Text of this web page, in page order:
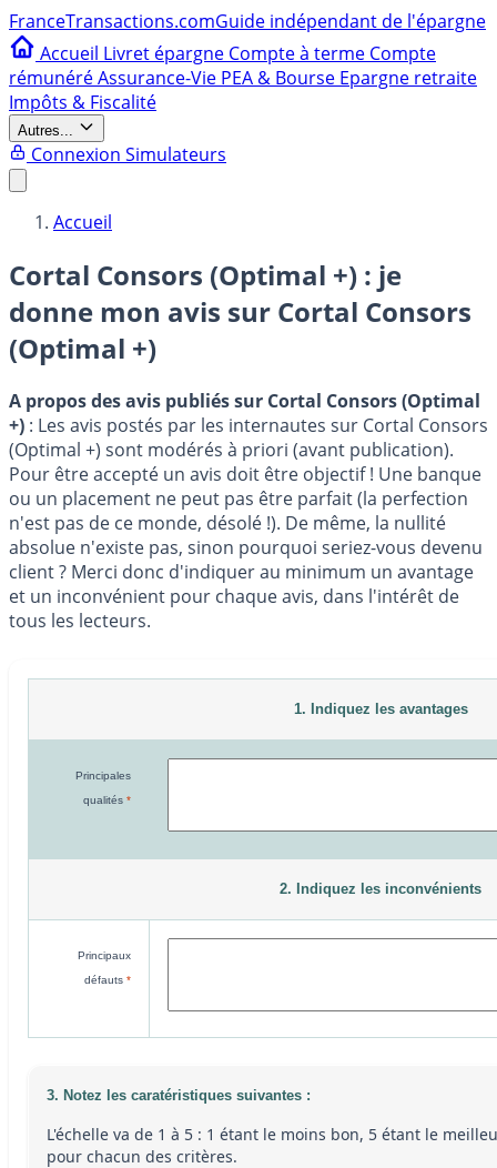
FranceTransactions.comGuide indépendant de l'épargne
Accueil Livret épargne Compte à terme Compte
rémunéréAssurance-Vie PEA & Bourse Epargne retraite
Impôts & Fiscalité
Autres...
Connexion Simulateurs
Accueil
Cortal Consors (Optimal +) : je
donne mon avis sur Cortal Consors
(Optimal +)
A propos des avis publiés sur Cortal Consors (Optimal
+) : Les avis postés par les internautes sur Cortal Consors
(Optimal +) sont modérés à priori (avant publication).
Pour être accepté un avis doit être objectif ! Une banque
ou un placement ne peut pas être parfait (la perfection
n'est pas de ce monde, désolé !). De même, la nullité
absolue n'existe pas, sinon pourquoi seriez-vous devenu
client ? Merci donc d'indiquer au minimum un avantage
et un inconvénient pour chaque avis, dans l'intérêt de
tous les lecteurs.
1. Indiquez les avantages
Principales
qualités *
2. Indiquez les inconvénients
Principaux
défauts *
3. Notez les caratéristiques suivantes :
L'échelle va de 1 à 5 : 1 étant le moins bon, 5 étant le
pour chacun des critères.